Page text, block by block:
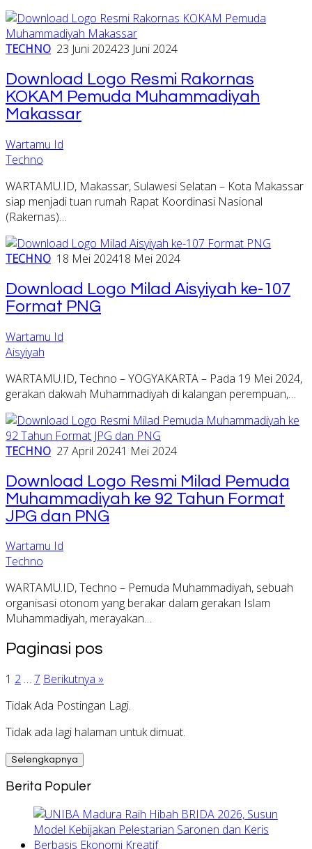
TECHNO 23 Juni 202423 Juni 2024
Download Logo Resmi Rakornas
KOKAM Pemuda Muhammadiyah
Makassar
Wartamu Id
Techno
WARTAMU.ID, Makassar, Sulawesi Selatan – Kota Makassar
siap menjadi tuan rumah Rapat Koordinasi Nasional
(Rakernas)…
TECHNO 18 Mei 202418 Mei 2024
Download Logo Milad Aisyiyah ke-107
Format PNG
Wartamu Id
Aisyiyah
WARTAMU.ID, Techno – YOGYAKARTA – Pada 19 Mei 2024,
gerakan dakwah Muhammadiyah di kalangan perempuan,…
TECHNO 27 April 20241 Mei 2024
Download Logo Resmi Milad Pemuda
Muhammadiyah ke 92 Tahun Format
JPG dan PNG
Wartamu Id
Techno
WARTAMU.ID, Techno – Pemuda Muhammadiyah, sebuah
organisasi otonom yang berakar dalam gerakan Islam
Muhammadiyah, merayakan…
Paginasi pos
1 2 … 7 Berikutnya »
Tidak Ada Postingan Lagi.
Tidak ada lagi halaman untuk dimuat.
Selengkapnya
Berita Populer